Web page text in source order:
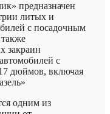
предназначен
литых и
с посадочным
закраин
с
дюймов, включая
одним из